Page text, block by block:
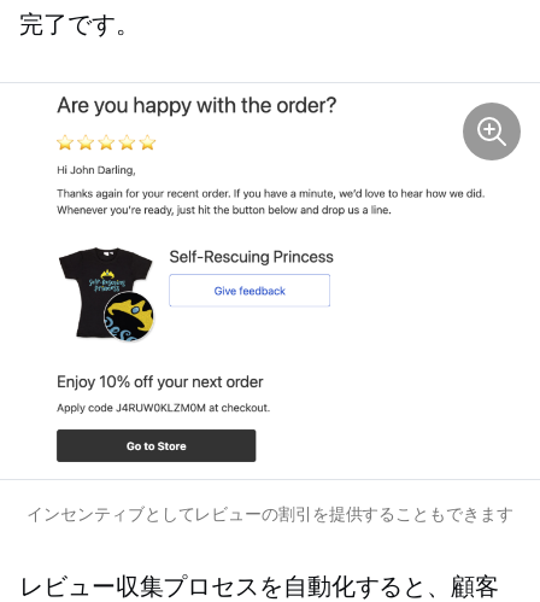
完了です。
インセンティブとしてレビューの割引を提供することもできます
レビュー収集プロセスを自動化すると、顧客